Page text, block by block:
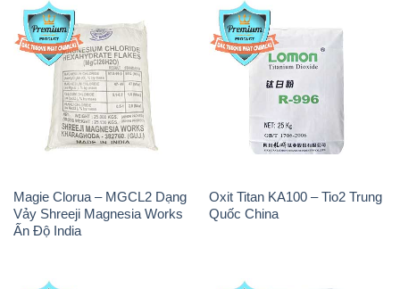
Magie Clorua – MGCL2 Dạng
Vảy Shreeji Magnesia Works
Ấn Độ India
Oxit Titan KA100 – Tio2 Trung